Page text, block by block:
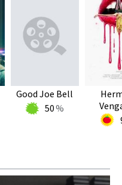
Good Joe Bell
50